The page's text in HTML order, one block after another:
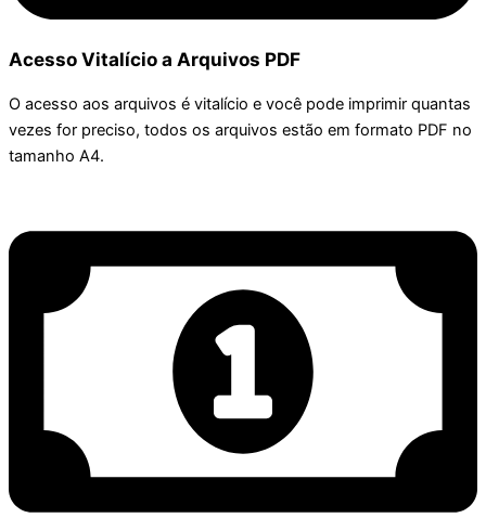
Acesso Vitalício a Arquivos PDF
O acesso aos arquivos é vitalício e você pode imprimir quantas
vezes for preciso, todos os arquivos estão em formato PDF no
tamanho A4.